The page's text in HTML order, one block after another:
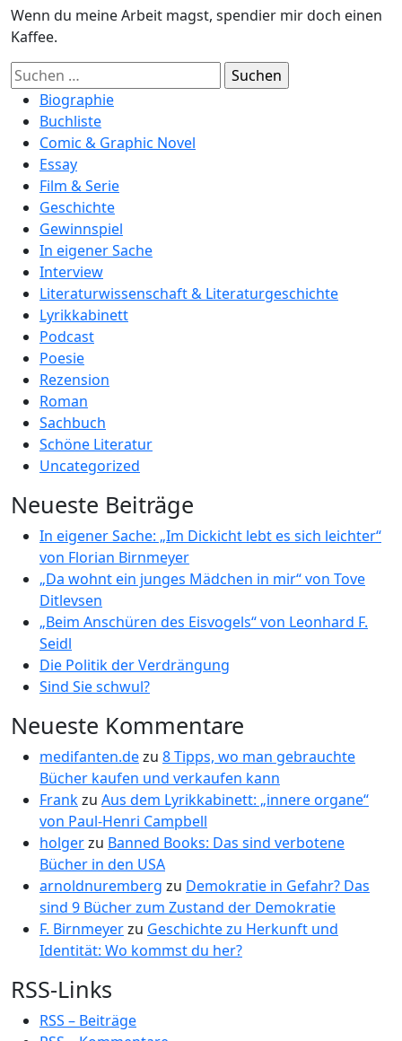
Wenn du meine Arbeit magst, spendier mir doch einen
Kaffee.
Suchen
nach:Biographie
Buchliste
Comic & Graphic Novel
Essay
Film & Serie
Geschichte
Gewinnspiel
In eigener Sache
Interview
Literaturwissenschaft & Literaturgeschichte
Lyrikkabinett
Podcast
Poesie
Rezension
Roman
Sachbuch
Schöne Literatur
Uncategorized
Neueste Beiträge
In eigener Sache: „Im Dickicht lebt es sich leichter“
von Florian Birnmeyer
„Da wohnt ein junges Mädchen in mir“ von Tove
Ditlevsen
„Beim Anschüren des Eisvogels“ von Leonhard F.
Seidl
Die Politik der Verdrängung
Sind Sie schwul?
Neueste Kommentare
medifanten.dezu 8 Tipps, wo man gebrauchte
Bücher kaufen und verkaufen kann
Frankzu Aus dem Lyrikkabinett: „innere organe“
von Paul-Henri Campbell
holgerzu Banned Books: Das sind verbotene
Bücher in den USA
arnoldnuremberg zu Demokratie in Gefahr? Das
sind 9 Bücher zum Zustand der Demokratie
F. Birnmeyerzu Geschichte zu Herkunft und
Identität: Wo kommst du her?
RSS-Links
RSS – Beiträge